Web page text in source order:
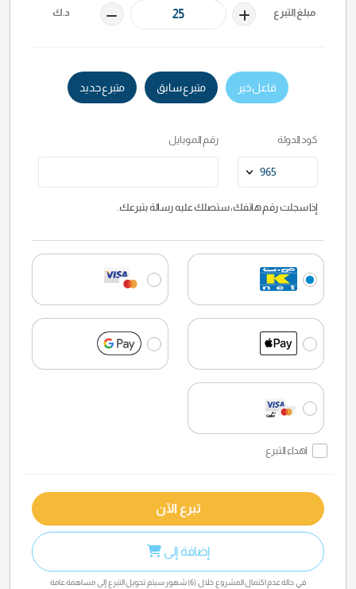
مبلغ التبرع د.ك
فاعل خير متبرع سابق متبرع جديد
كود الدولة رقم الموبايل
إذا سجلت رقم هاتفك، ستصلك عليه رسالة بتبرعك.
اهداء التبرع
تبرع الآن
إضافة إلى
في حالة عدم اكتمال المشروع خلال (6) شهور سيتم تحويل التبرع إلى مساهمة عامة